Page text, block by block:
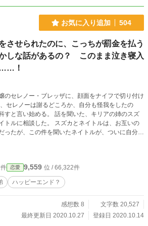
お気に入り追加 504
させられたのに、こっちが罰金を払う
しな話があるの？ このまま泣き寝入
……！
のセレノー・ブレッザに、顔面をナイフで切り付け
を聞いた、キリアの姉のスズ
ズカとネイトルは、お互いの
ったが、この件を聞いたネイトルが、ついに自分の
恋愛 9,559 位 / 66,322件
ハッピーエンド？
感想数 8
文字数 20,527
最終更新日 2020.10.27
登録日 2020.10.14